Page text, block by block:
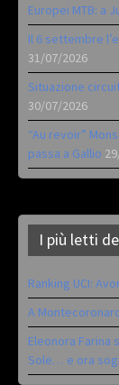
Europei MTB: a
Il 6 settembre
31/07/2026
Situazione
30/07/2026
“Au revoir”
passa a Gallio
I più letti
Ranking UCI:
A
Eleonora Farina
Sole… e ora